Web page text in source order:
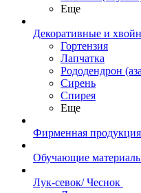
Еще
Декоративные и
Гортензия
Лапчатка
Рододендрон
Сирень
Спирея
Еще
Фирменная
Обучающие
Лук-севок/ Чеснок